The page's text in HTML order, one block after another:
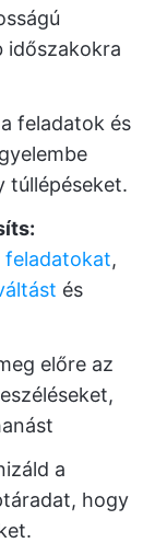
időszakokra
feladatok és
túllépéseket.
feladatokat,
és
előre az
a
hogy